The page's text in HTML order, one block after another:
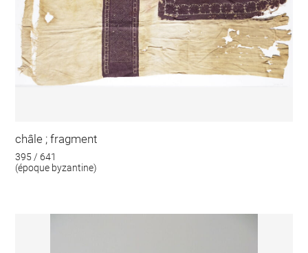
châle ; fragment
395 / 641
(époque byzantine)